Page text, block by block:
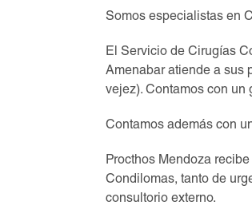
Somos especialistas en
El Servicio de Cirugías
Amenabar atiende a sus
vejez). Contamos con
Contamos además con
Procthos Mendoza
Condilomas, tanto de
consultorio externo.